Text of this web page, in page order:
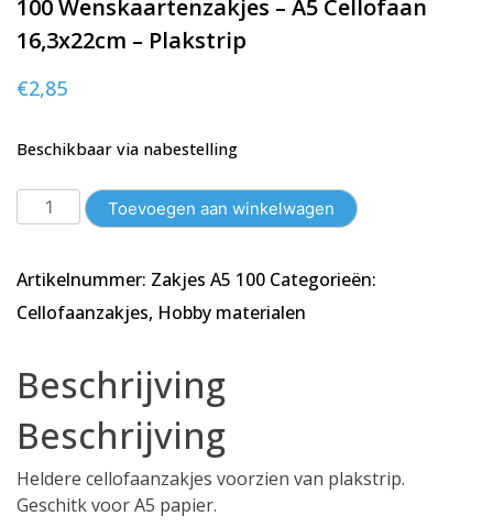
100 Wenskaartenzakjes – A5 Cellofaan
16,3x22cm – Plakstrip
€2,85
Beschikbaar via nabestelling
Wenskaartenzakjes
A5
Cellofaan
Plakstrip
Toevoegen aan winkelwagen
Artikelnummer: Zakjes A5 100 Categorieën:
Cellofaanzakjes, Hobby materialen
Beschrijving
Beschrijving
Heldere cellofaanzakjes voorzien van plakstrip.
Geschitk voor A5 papier.